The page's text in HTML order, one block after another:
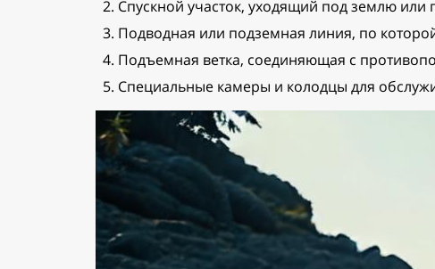
Спускной участок, уходящий под землю или
Подводная или подземная линия, по
Подъемная ветка, соединяющая с
Специальные камеры и колодцы для